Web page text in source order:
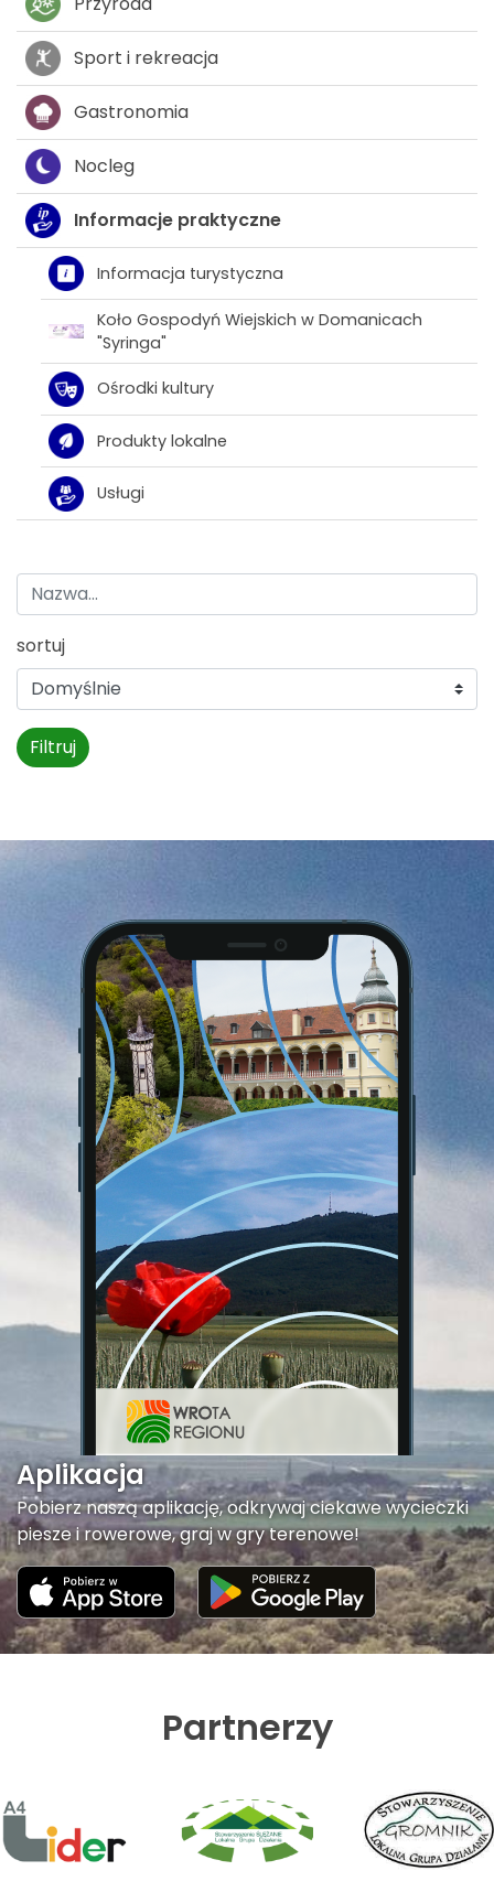
Sport i rekreacja
Gastronomia
Nocleg
Informacje praktyczne
Informacja turystyczna
Koło Gospodyń Wiejskich w Domanicach
"Syringa"
Ośrodki kultury
Produkty lokalne
Usługi
sortuj
Filtruj
Aplikacja
Pobierz naszą aplikację, odkrywaj ciekawe wycieczki
piesze i rowerowe, graj w gry terenowe!
Partnerzy